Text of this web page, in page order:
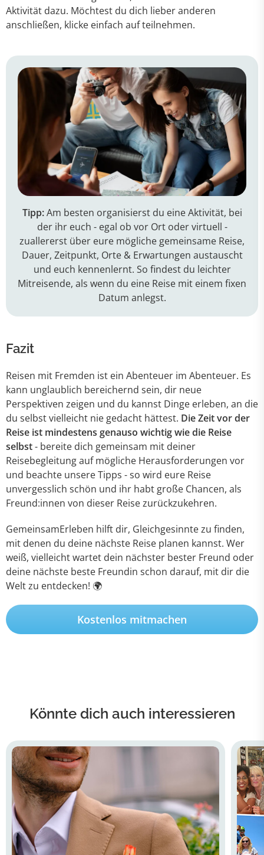
Aktivität dazu. Möchtest du dich lieber anderen
anschließen, klicke einfach auf teilnehmen.
Tipp:Am besten organisierst du eine Aktivität, bei
der ihr euch - egal ob vor Ort oder virtuell -
zuallererst über eure mögliche gemeinsame Reise,
Dauer, Zeitpunkt, Orte & Erwartungen austauscht
und euch kennenlernt. So findest du leichter
Mitreisende, als wenn du eine Reise mit einem fixen
Datum anlegst.
Fazit
Reisen mit Fremden ist ein Abenteuer im Abenteuer. Es
kann unglaublich bereichernd sein, dir neue
Perspektiven zeigen und du kannst Dinge erleben, an die
du selbst vielleicht nie gedacht hättest. Die Zeit vor der
Reise ist mindestens genauso wichtig wie die Reise
selbst- bereite dich gemeinsam mit deiner
Reisebegleitung auf mögliche Herausforderungen vor
und beachte unsere Tipps - so wird eure Reise
unvergesslich schön und ihr habt große Chancen, als
Freund:innen von dieser Reise zurückzukehren.
GemeinsamErleben hilft dir, Gleichgesinnte zu finden,
mit denen du deine nächste Reise planen kannst. Wer
weiß, vielleicht wartet dein nächster bester Freund oder
deine nächste beste Freundin schon darauf, mit dir die
Welt zu entdecken! 🌍
Kostenlos mitmachen
Könnte dich auch interessieren